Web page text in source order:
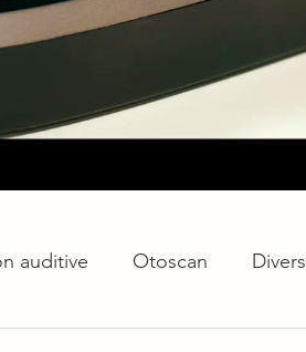
auditive Otoscan Divers